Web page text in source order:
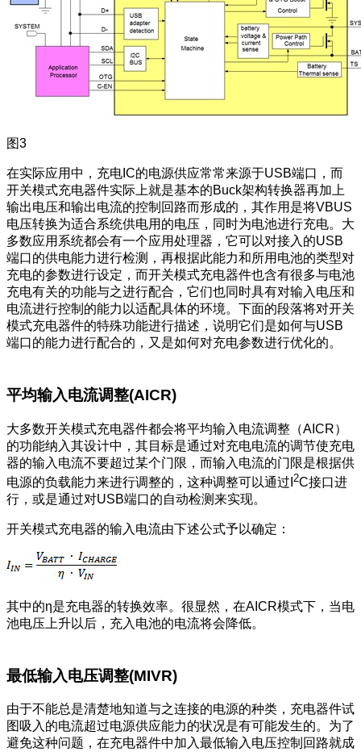
图3
在实际应用中，充电IC的电源供应常常来源于USB端口，而
开关模式充电器件实际上就是基本的Buck架构转换器再加上
输出电压和输出电流的控制回路而形成的，其作用是将VBUS
电压转换为适合系统供电用的电压，同时为电池进行充电。大
多数应用系统都会有一个应用处理器，它可以对接入的USB
端口的供电能力进行检测，再根据此能力和所用电池的类型对
充电的参数进行设定，而开关模式充电器件也含有很多与电池
充电有关的功能与之进行配合，它们也同时具有对输入电压和
电流进行控制的能力以适配具体的环境。下面的段落将对开关
模式充电器件的特殊功能进行描述，说明它们是如何与USB
端口的能力进行配合的，又是如何对充电参数进行优化的。
平均输入电流调整(AICR)
大多数开关模式充电器件都会将平均输入电流调整（AICR）
的功能纳入其设计中，其目标是通过对充电电流的调节使充电
器的输入电流不要超过某个门限，而输入电流的门限是根据供
电源的负载能力来进行调整的，这种调整可以通过I 2C接口进
行，或是通过对USB端口的自动检测来实现。
开关模式充电器的输入电流由下述公式予以确定：
其中的η是充电器的转换效率。很显然，在AICR模式下，当电
池电压上升以后，充入电池的电流将会降低。
最低输入电压调整(MIVR)
由于不能总是清楚地知道与之连接的电源的种类，充电器件试
图吸入的电流超过电源供应能力的状况是有可能发生的。为了
避免这种问题，在充电器件中加入最低输入电压控制回路就成